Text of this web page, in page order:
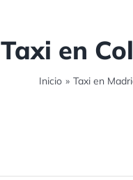
Taxi en
Inicio » Taxi en